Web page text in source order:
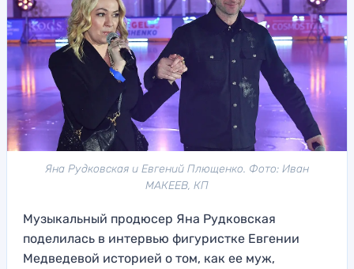
Яна Рудковская и Евгений Плющенко. Фото: Иван
МАКЕЕВ, КП
Музыкальный продюсер Яна Рудковская
поделилась в интервью фигуристке Евгении
Медведевой историей о том, как ее муж,